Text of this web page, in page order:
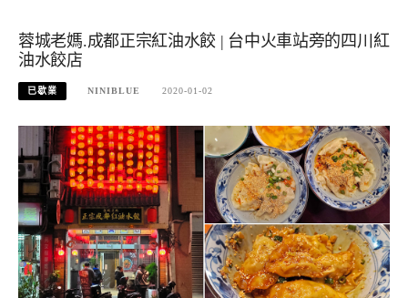
蓉城老媽.成都正宗紅油水餃 | 台中火車站旁的四川紅
油水餃店
已歇業 NINIBLUE 2020-01-02